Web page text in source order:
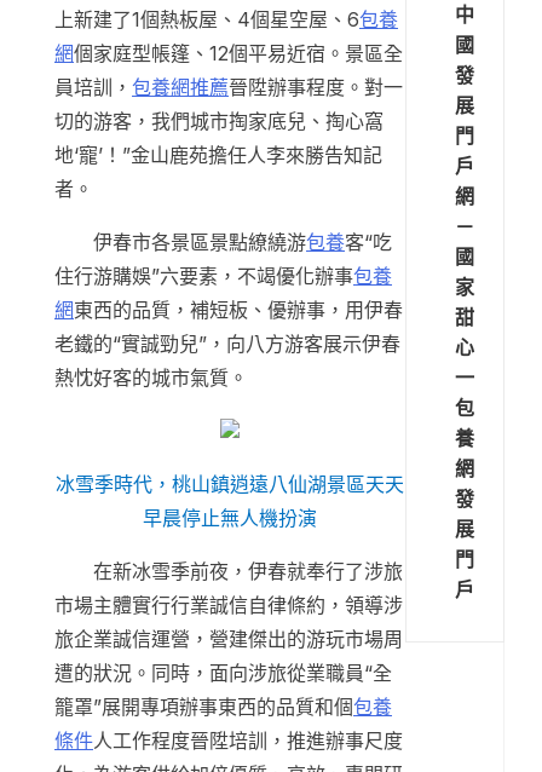
上新建了1個熱板屋、4個星空屋、6包養
網個家庭型帳篷、12個平易近宿。景區全
員培訓， 包養網推薦晉陞辦事程度。對一
切的游客，我們城市掏家底兒、掏心窩
地‘寵’！”金山鹿苑擔任人李來勝告知記
者。
伊春市各景區景點繚繞游包養客“吃
住行游購娛”六要素，不竭優化辦事包養
網東西的品質，補短板、優辦事，用伊春
老鐵的“實誠勁兒”，向八方游客展示伊春
熱忱好客的城市氣質。
冰雪季時代，桃山鎮逍遠八仙湖景區天天
早晨停止無人機扮演
在新冰雪季前夜，伊春就奉行了涉旅
市場主體實行行業誠信自律條約，領導涉
旅企業誠信運營，營建傑出的游玩市場周
遭的狀況。同時，面向涉旅從業職員“全
籠罩”展開專項辦事東西的品質和個包養
條件人工作程度晉陞培訓，推進辦事尺度
中
國
發
展
門
戶
網
－
國
家
甜
心
一
包
養
網
發
展
門
戶